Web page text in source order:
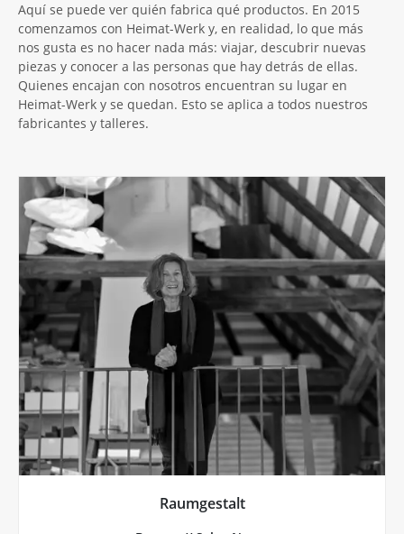
Aquí se puede ver quién fabrica qué productos. En 2015
comenzamos con Heimat-Werk y, en realidad, lo que más
nos gusta es no hacer nada más: viajar, descubrir nuevas
piezas y conocer a las personas que hay detrás de ellas.
Quienes encajan con nosotros encuentran su lugar en
Heimat-Werk y se quedan. Esto se aplica a todos nuestros
fabricantes y talleres.
Raumgestalt
Raumgestalt, Bernau // Selva Negra
Jutta Rothe fundó Raumgestalt en una casa de la
Selva Negra restaurada con mucho cariño. Sus
productos reflejan esta atmósfera especial. Así se crea
un entorno que estimula la fuerza interior de las
personas. Y a menudo con una sencillez
sorprendente.
Más de Raumgestalt